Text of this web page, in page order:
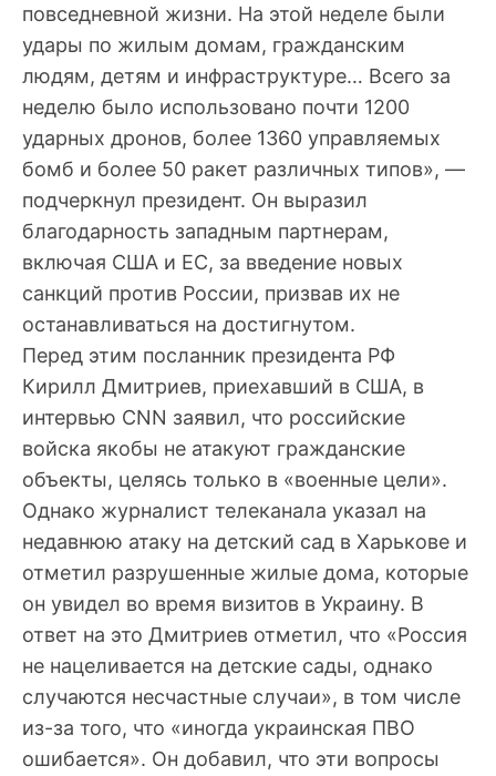
повседневной жизни. На этой неделе были
удары по жилым домам, гражданским
людям, детям и инфраструктуре… Всего за
неделю было использовано почти 1200
ударных дронов, более 1360 управляемых
бомб и более 50 ракет различных типов», —
подчеркнул президент. Он выразил
благодарность западным партнерам,
включая США и ЕС, за введение новых
санкций против России, призвав их не
останавливаться на достигнутом.
Перед этим посланник президента РФ
Кирилл Дмитриев, приехавший в США, в
интервью CNN заявил, что российские
войска якобы не атакуют гражданские
объекты, целясь только в «военные цели».
Однако журналист телеканала указал на
недавнюю атаку на детский сад в Харькове и
отметил разрушенные жилые дома, которые
он увидел во время визитов в Украину. В
ответ на это Дмитриев отметил, что «Россия
не нацеливается на детские сады, однако
случаются несчастные случаи», в том числе
из-за того, что «иногда украинская ПВО
ошибается». Он добавил, что эти вопросы